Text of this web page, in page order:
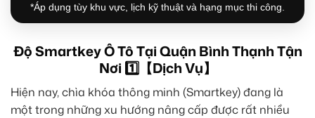
*Áp dụng tùy khu vực, lịch kỹ thuật và hạng mục thi công.
Độ Smartkey Ô Tô Tại Quận Bình Thạnh Tận
Nơi 1️⃣【Dịch Vụ】
Hiện nay, chìa khóa thông minh (Smartkey) đang là
một trong những xu hướng nâng cấp được rất nhiều